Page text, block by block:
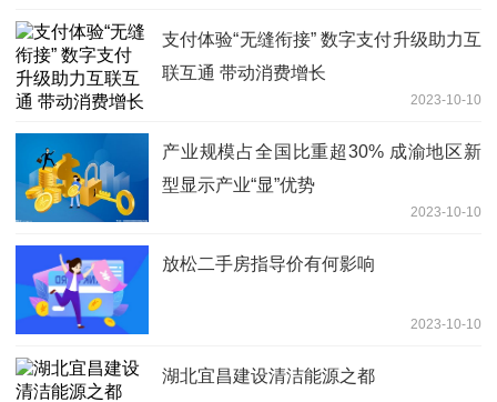
支付体验“无缝衔接” 数字支付升级助力互
联互通 带动消费增长
2023-10-10
产业规模占全国比重超30% 成渝地区新
型显示产业“显”优势
2023-10-10
放松二手房指导价有何影响
2023-10-10
湖北宜昌建设清洁能源之都